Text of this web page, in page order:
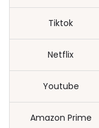
Tiktok
Netflix
Youtube
Amazon Prime